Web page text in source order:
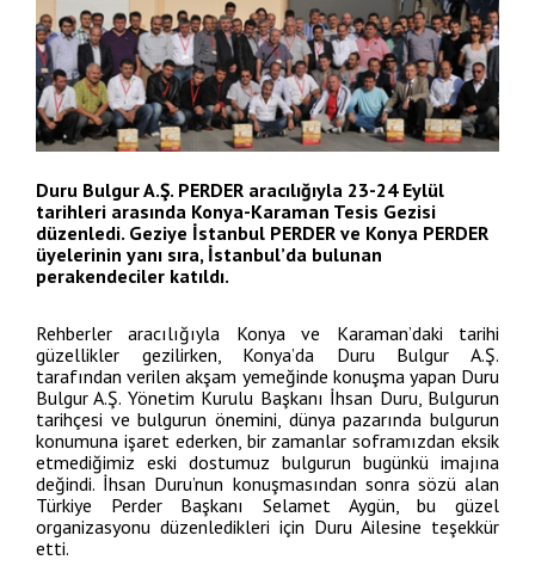
Entegre Yönetim Sistem Politikamız
Bilgi Güvenliği Politikası
Amfori BSCI Davranış Kuralları Ve Uygulama Koşulları
KVKK
Duyuru
Duru Bulgur A.Ş. PERDER aracılığıyla 23-24 Eylül
tarihleri arasında Konya-Karaman Tesis Gezisi
düzenledi. Geziye İstanbul PERDER ve Konya PERDER
üyelerinin yanı sıra, İstanbul’da bulunan
perakendeciler katıldı.
Rehberler aracılığıyla Konya ve Karaman’daki tarihi
güzellikler gezilirken, Konya’da Duru Bulgur A.Ş.
tarafından verilen akşam yemeğinde konuşma yapan Duru
Bulgur A.Ş. Yönetim Kurulu Başkanı İhsan Duru, Bulgurun
tarihçesi ve bulgurun önemini, dünya pazarında bulgurun
konumuna işaret ederken, bir zamanlar soframızdan eksik
etmediğimiz eski dostumuz bulgurun bugünkü imajına
değindi. İhsan Duru’nun konuşmasından sonra sözü alan
Türkiye Perder Başkanı Selamet Aygün, bu güzel
organizasyonu düzenledikleri için Duru Ailesine teşekkür
etti.